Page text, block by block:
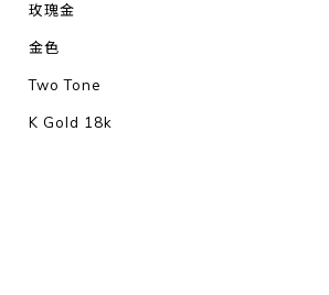
玫瑰金
金色
Two Tone
K Gold 18k